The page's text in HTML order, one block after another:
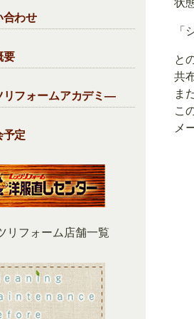
合わせ
要
リフォームアカデミ―
予定
リフォーム店舗一覧
状
「
と
共
ま
こ
メ